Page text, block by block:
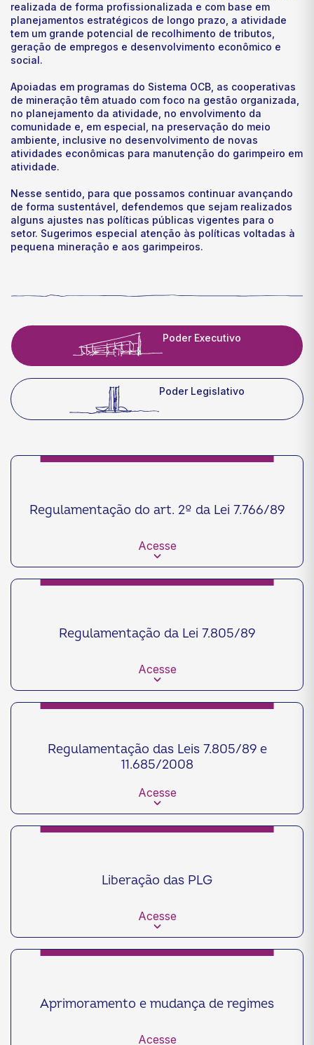
realizada de forma profissionalizada e com base em
planejamentos estratégicos de longo prazo, a atividade
tem um grande potencial de recolhimento de tributos,
geração de empregos e desenvolvimento econômico e
social.
Apoiadas em programas do Sistema OCB, as cooperativas
de mineração têm atuado com foco na gestão organizada,
no planejamento da atividade, no envolvimento da
comunidade e, em especial, na preservação do meio
ambiente, inclusive no desenvolvimento de novas
atividades econômicas para manutenção do garimpeiro em
atividade.
Nesse sentido, para que possamos continuar avançando
de forma sustentável, defendemos que sejam realizados
alguns ajustes nas políticas públicas vigentes para o
setor. Sugerimos especial atenção às políticas voltadas à
pequena mineração e aos garimpeiros.
Poder Executivo
Poder Legislativo
Regulamentação do art. 2º da Lei 7.766/89
Acesse
Regulamentação da Lei 7.805/89
Acesse
Regulamentação das Leis 7.805/89 e
11.685/2008
Acesse
Liberação das PLG
Acesse
Aprimoramento e mudança de regimes
Acesse